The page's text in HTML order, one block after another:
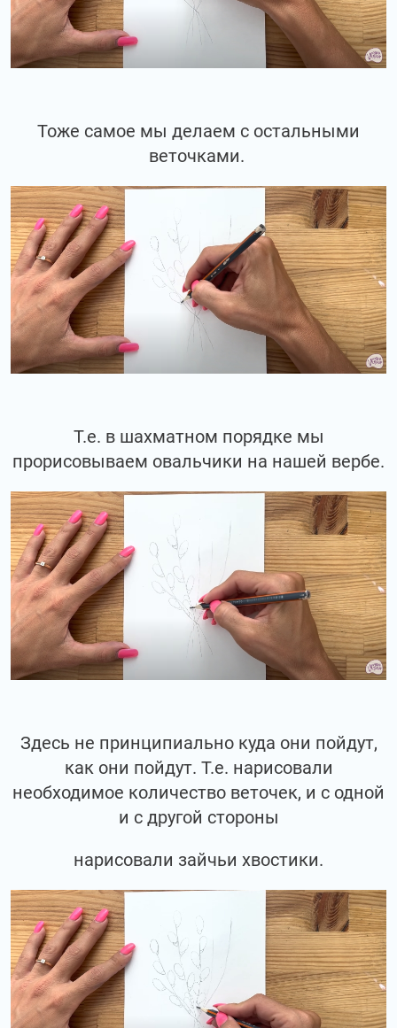
Тоже самое мы делаем с остальными
веточками.
Т.е. в шахматном порядке мы
прорисовываем овальчики на нашей вербе.
Здесь не принципиально куда они пойдут,
как они пойдут. Т.е. нарисовали
необходимое количество веточек, и с одной
и с другой стороны
нарисовали зайчьи хвостики.